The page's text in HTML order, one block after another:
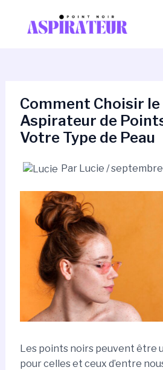
contenu
Comment Choisir le
Aspirateur de
Votre Type de Peau
Par Lucie /septembre
Les points noirs peuvent être
pour celles et ceux d’entre
articles